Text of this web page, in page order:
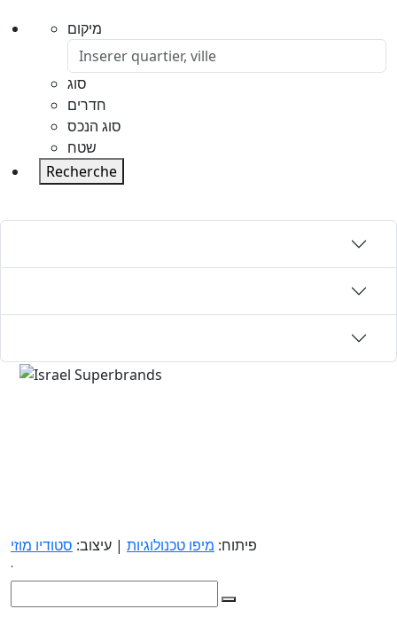
מיקום
סוג
חדרים
סוג הנכס
שטח
Recherche
פיתוח: מיפו טכנולוגיות | עיצוב: סטודיו מוזי
.